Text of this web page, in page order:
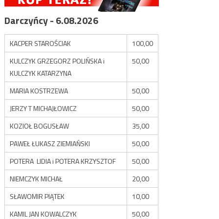
Darczyńcy - 6.08.2026
KACPER STAROŚCIAK
100,00
KULCZYK GRZEGORZ POLIŃSKA i
KULCZYK KATARZYNA
50,00
MARIA KOSTRZEWA
50,00
JERZY T MICHAJŁOWICZ
50,00
KOZIOŁ BOGUSŁAW
35,00
PAWEŁ ŁUKASZ ZIEMIAŃSKI
50,00
POTERA LIDIA i POTERA KRZYSZTOF
50,00
NIEMCZYK MICHAŁ
20,00
SŁAWOMIR PIĄTEK
10,00
KAMIL JAN KOWALCZYK
50,00